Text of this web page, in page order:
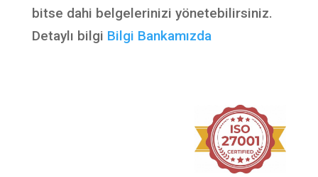
bitse dahi belgelerinizi yönetebilirsiniz.
Detaylı bilgi Bilgi Bankamızda